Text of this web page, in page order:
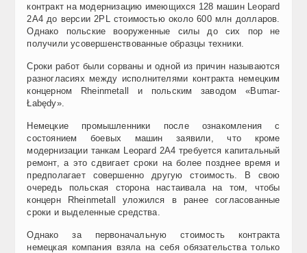
контракт на модернизацию имеющихся 128 машин Leopard
2A4 до версии 2PL стоимостью около 600 млн долларов.
Однако польские вооруженные силы до сих пор не
получили усовершенствованные образцы техники.
Сроки работ были сорваны и одной из причин называются
разногласиях между исполнителями контракта немецким
концерном Rheinmetall и польским заводом «Bumar-
Łabędy».
Немецкие промышленники после ознакомления с
состоянием боевых машин заявили, что кроме
модернизации танкам Leopard 2A4 требуется капитальный
ремонт, а это сдвигает сроки на более позднее время и
предполагает совершенно другую стоимость. В свою
очередь польская сторона настаивала на том, чтобы
концерн Rheinmetall уложился в ранее согласованные
сроки и выделенные средства.
Однако за первоначальную стоимость контракта
немецкая компания взяла на себя обязательства только